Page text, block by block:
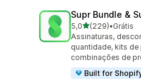
Supr Bundle &
5,0de 5 estrelas
(229)
229 avaliações ao
•Grátis
Assinaturas,
quantidade, kits de
combinações de
Built for